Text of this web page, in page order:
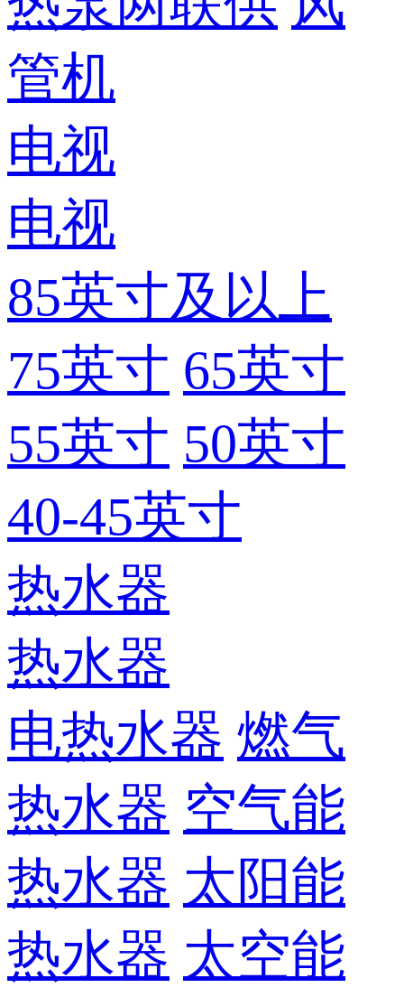
管机
电视
电视
85英寸及以上
75英寸 65英寸
55英寸 50英寸
40-45英寸
热水器
热水器
电热水器 燃气
热水器 空气能
热水器 太阳能
热水器 太空能